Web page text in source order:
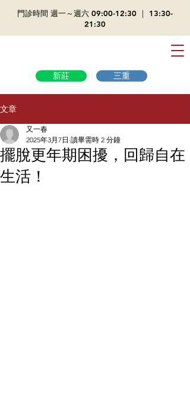
​門診時間 週一～週六 09:00-12:30 ｜ 13:30-
21:30
新莊 三重
文章
擺脫更年期困擾，回歸自在
生活！
又一春
2025年3月7日 讀畢需時 2 分鐘